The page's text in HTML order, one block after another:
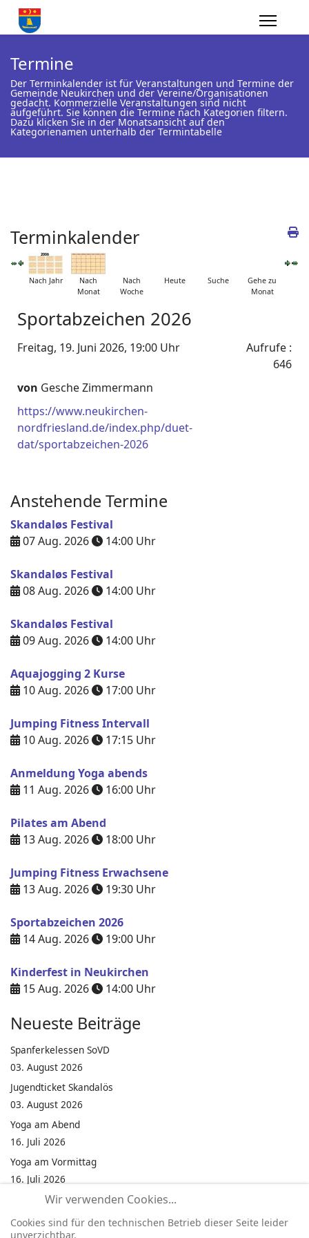
Termine
Der Terminkalender ist für Veranstaltungen und Termine der
Gemeinde Neukirchen und der Vereine/Organisationen
gedacht. Kommerzielle Veranstaltungen sind nicht
aufgeführt. Sie können die Termine nach Kategorien filtern.
Dazu klicken Sie in der Monatsansicht auf den
Kategorienamen unterhalb der Termintabelle
Terminkalender
Nach Jahr
Nach
Monat
Nach
Woche
Heute Suche
Gehe zu
Monat
Sportabzeichen 2026
Freitag, 19. Juni 2026, 19:00 Uhr Aufrufe :
646
von Gesche Zimmermann
https://www.neukirchen-
nordfriesland.de/index.php/duet-
dat/sportabzeichen-2026
Anstehende Termine
Skandaløs Festival
07 Aug. 2026
14:00 Uhr
Skandaløs Festival
08 Aug. 2026
14:00 Uhr
Skandaløs Festival
09 Aug. 2026
14:00 Uhr
Aquajogging 2 Kurse
10 Aug. 2026
17:00 Uhr
Jumping Fitness Intervall
10 Aug. 2026
17:15 Uhr
Anmeldung Yoga abends
11 Aug. 2026
16:00 Uhr
Pilates am Abend
13 Aug. 2026
18:00 Uhr
Jumping Fitness Erwachsene
13 Aug. 2026
19:30 Uhr
Sportabzeichen 2026
14 Aug. 2026
19:00 Uhr
Kinderfest in Neukirchen
15 Aug. 2026
14:00 Uhr
Neueste Beiträge
Spanferkelessen SoVD
03. August 2026
Jugendticket Skandalös
03. August 2026
Yoga am Abend
16. Juli 2026
Yoga am Vormittag
16. Juli 2026
Pilates am Abend
16. Juli 2026
Wir verwenden Cookies...
Cookies sind für den technischen Betrieb dieser Seite leider
unverzichtbar.